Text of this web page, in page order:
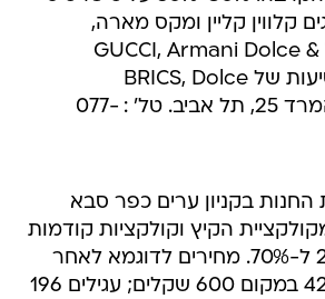
קלווין קליין ומקס מארה,
משקפיי שמש של GUCCI, Armani Dolce &
Gabana, תיקי נסיעות של BRICS, Dolce
&Gabana. רח' המרד 25, תל אביב. טל' : 077-
החנות בקניון ערים כפר סבא
הקיץ וקולקציות קודמות
בהנחות שבין 20% ל-70%. מחירים לדוגמא לאחר
הנחה: שרשרת 420 במקום 600 שקלים; עגילים 196